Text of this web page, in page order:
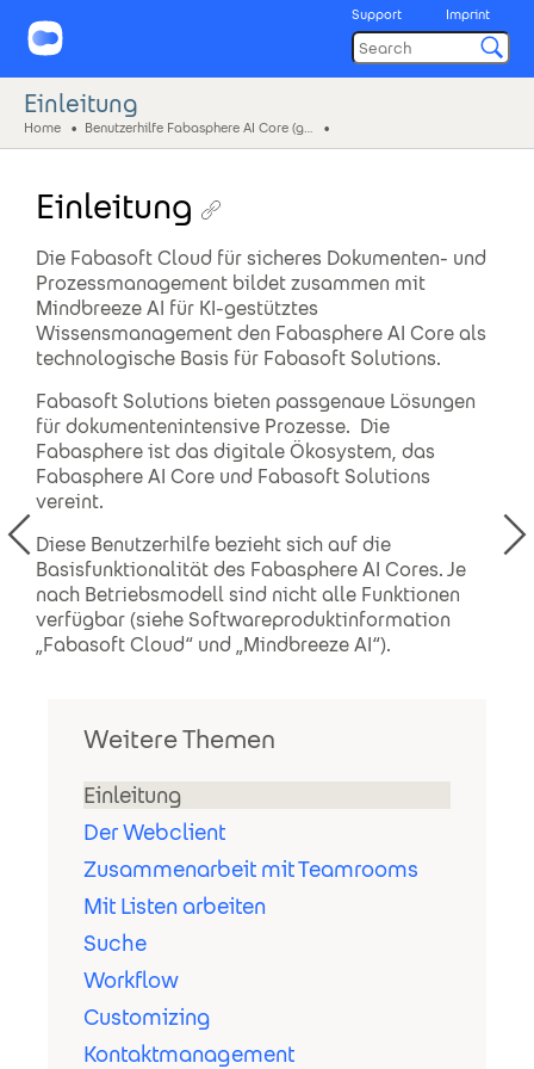
Support Imprint
Einleitung
Home
Einleitung
Die Fabasoft Cloud für sicheres Dokumenten- und
Prozessmanagement bildet zusammen mit
Mindbreeze AI für KI-gestütztes
Wissensmanagement den Fabasphere AI Core als
technologische Basis für Fabasoft Solutions.
Fabasoft Solutions bieten passgenaue Lösungen
für dokumentenintensive Prozesse. Die
Fabasphere ist das digitale Ökosystem, das
Fabasphere AI Core und Fabasoft Solutions
vereint.
Diese Benutzerhilfe bezieht sich auf die
Basisfunktionalität des Fabasphere AI Cores. Je
nach Betriebsmodell sind nicht alle Funktionen
verfügbar (siehe Softwareproduktinformation
„Fabasoft Cloud“ und „Mindbreeze AI“).
Weitere Themen
Einleitung
Der Webclient
Zusammenarbeit mit Teamrooms
Mit Listen arbeiten
Suche
Workflow
Customizing
Kontaktmanagement